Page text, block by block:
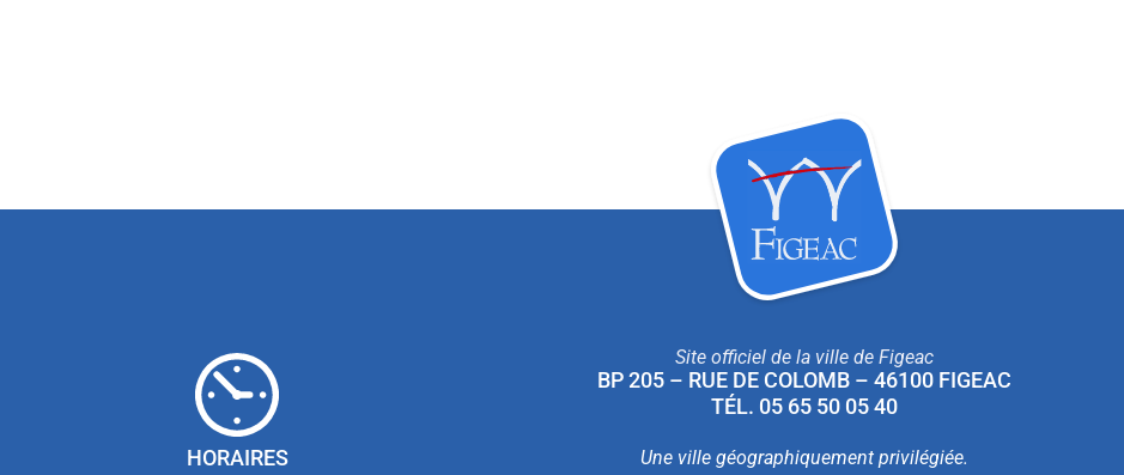
HORAIRES
Site officiel de la ville de Figeac
BP 205 – RUE DE COLOMB – 46100 FIGEAC
TÉL. 05 65 50 05 40
Une ville géographiquement privilégiée.